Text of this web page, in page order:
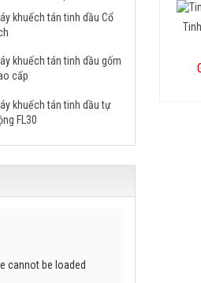
khuếch tán tinh dầu Cổ
khuếch tán tinh dầu gốm
cấp
khuếch tán tinh dầu tự
FL30
cannot be loaded